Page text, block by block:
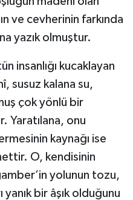
ve cevherinin farkında
yazık olmuştur.
insanlığı kucaklayan
susuz kalana su,
çok yönlü bir
Yaratılana, onu
kaynağı ise
O, kendisinin
yolunun tozu,
bir âşık olduğunu